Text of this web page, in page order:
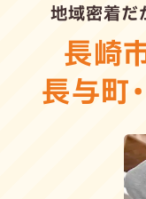
地域密着だ
長崎
長与町